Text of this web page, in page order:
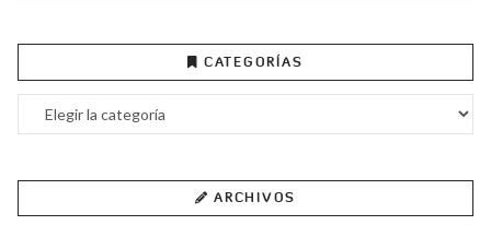
CATEGORÍAS
Categorías
ARCHIVOS